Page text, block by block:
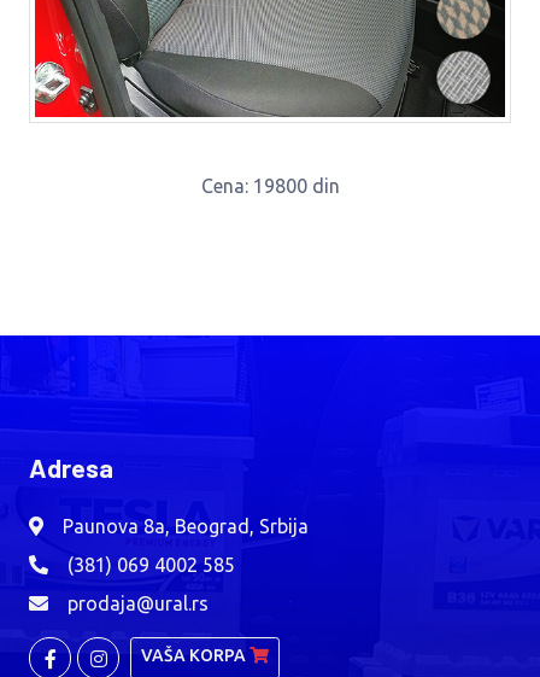
Cena: 19800 din
Adresa
Paunova 8a, Beograd, Srbija
(381) 069 4002 585
prodaja@ural.rs
VAŠA KORPA